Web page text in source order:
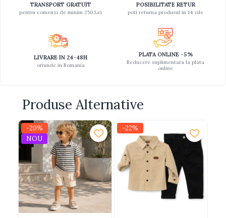
TRANSPORT GRATUIT
pentru comenzi de minim 250 Lei
POSIBILITATE RETUR
poti returna produsul in 14 zile
LIVRARE IN 24-48H
oriunde in Romania
PLATA ONLINE -5%
Reducere suplimentara la plata
online
Produse Alternative
-20%
NOU
-22%